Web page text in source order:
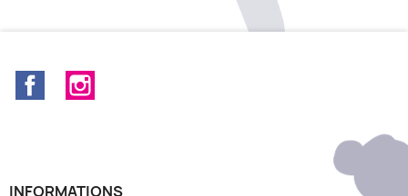
Facebook
INFORMATIONS